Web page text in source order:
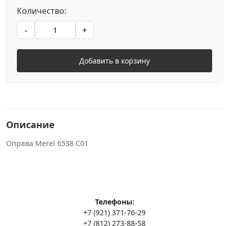
Количество:
-
+
Добавить в корзину
Описание
Оправа Merel 6538 C01
Телефоны:
+7 (921) 371-76-29
+7 (812) 273-88-58